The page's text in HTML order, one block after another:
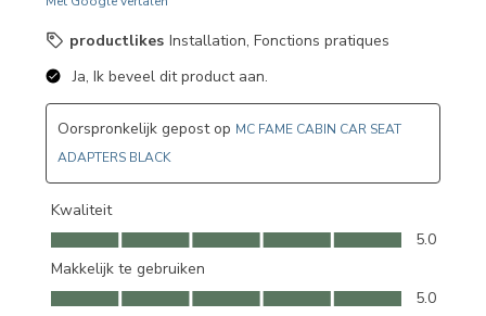
productlikes Installation, Fonctions pratiques
Ja, Ik beveel dit product aan.
Oorspronkelijk gepost op MC FAME CABIN CAR SEAT
ADAPTERS BLACK
Kwaliteit
Kwaliteit, 5.0 van 5
5.0
Makkelijk te gebruiken
Makkelijk te gebruiken, 5.0 van 5
5.0